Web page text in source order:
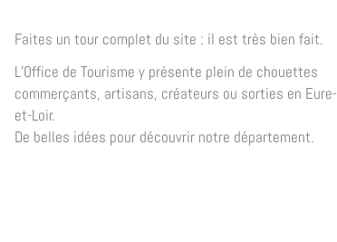
Faites un tour complet du site : il est très bien fait.
L’Office de Tourisme y présente plein de chouettes
commerçants, artisans, créateurs ou sorties en Eure-
et-Loir.
De belles idées pour découvrir notre département.